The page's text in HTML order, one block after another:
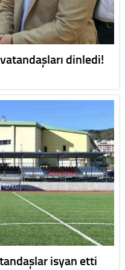
dinledi!
isyan etti